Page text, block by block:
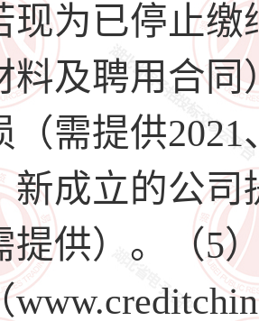
现为已停止
料及聘用合
（需提供
新成立的公
提供）。（5